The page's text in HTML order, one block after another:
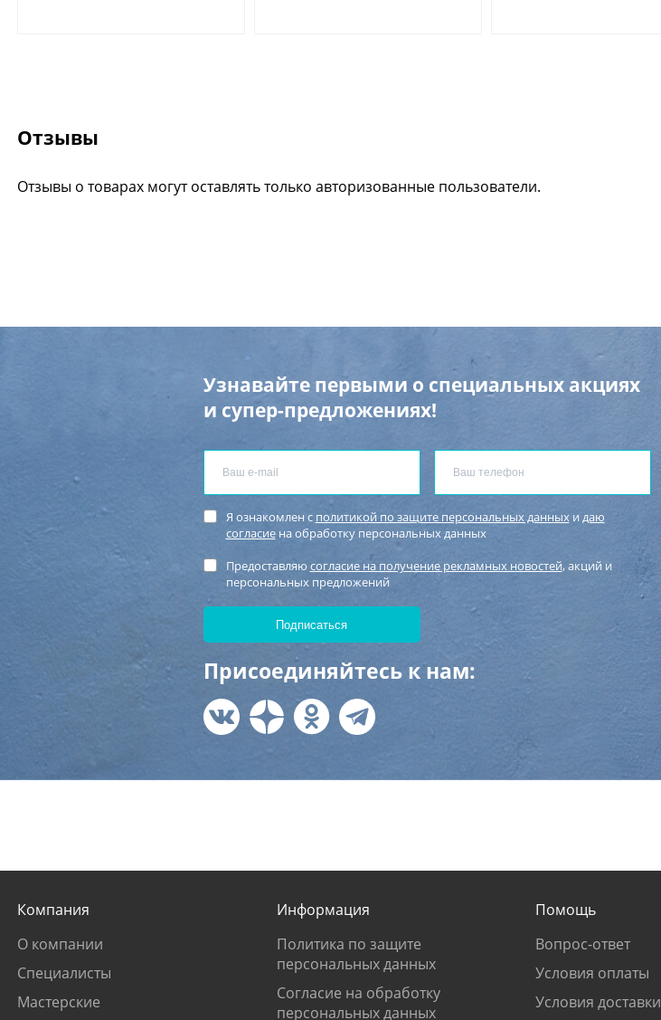
Отзывы
Отзывы о товарах могут оставлять только авторизованные пользователи.
Узнавайте первыми о специальных акциях
и супер-предложениях!
Я ознакомлен с политикой по защите персональных данных и даю
согласиена обработку персональных данных
Предоставляю согласие на получение рекламных новостей, акций и
персональных предложений
Присоединяйтесь к нам:
Компания
О компании
Специалисты
Мастерские
Информация
Политика по защите
персональных данных
Согласие на обработку
персональных данных
Помощь
Вопрос-ответ
Условия оплаты
Условия доставки